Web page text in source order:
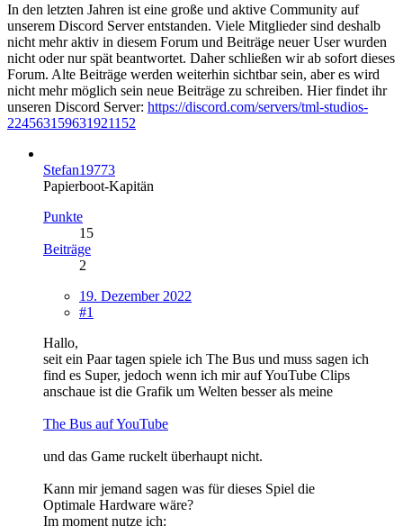
In den letzten Jahren ist eine große und aktive Community auf
unserem Discord Server entstanden. Viele Mitglieder sind deshalb
nicht mehr aktiv in diesem Forum und Beiträge neuer User wurden
nicht oder nur spät beantwortet. Daher schließen wir ab sofort dieses
Forum. Alte Beiträge werden weiterhin sichtbar sein, aber es wird
nicht mehr möglich sein neue Beiträge zu schreiben. Hier findet ihr
unseren Discord Server: https://discord.com/servers/tml-studios-
224563159631921152
Stefan19773
Papierboot-Kapitän
Punkte
15
Beiträge
2
19. Dezember 2022
#1
Hallo,
seit ein Paar tagen spiele ich The Bus und muss sagen ich
find es Super, jedoch wenn ich mir auf YouTube Clips
anschaue ist die Grafik um Welten besser als meine
The Bus auf YouTube
und das Game ruckelt überhaupt nicht.
Kann mir jemand sagen was für dieses Spiel die
Optimale Hardware wäre?
Im moment nutze ich: